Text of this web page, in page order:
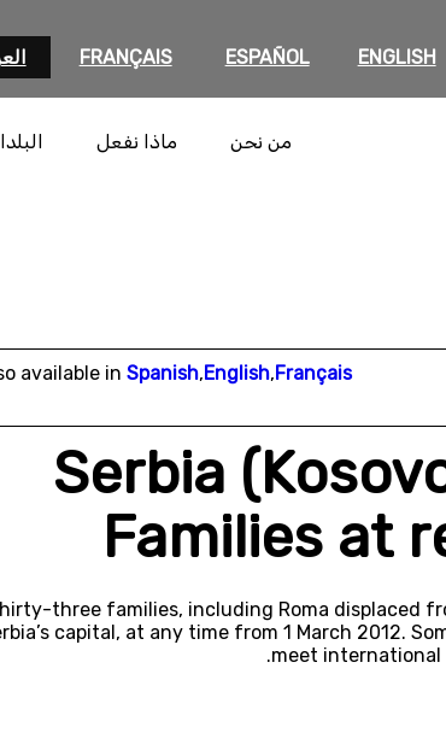
ENGLISH
ESPAÑOL
FRANÇAIS
من نحن ماذا نفعل
available in Spanish,English,Français
Serbia
Families at
three families, including Roma displaced
capital, at any time from 1 March 2012.
meet international